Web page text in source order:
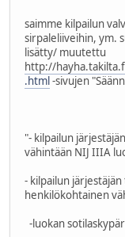
saimme kilpailun
sirpaleliiveihin, ym.
lisätty/ muutettu
http://
.html-sivujen
"- kilpailun
vähintään NIJ IIIA
- kilpailun
henkilökohtainen
-luokan